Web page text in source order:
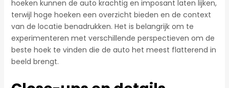
hoeken kunnen de auto krachtig en imposant laten lijken,
terwijl hoge hoeken een overzicht bieden en de context
van de locatie benadrukken. Het is belangrijk om te
experimenteren met verschillende perspectieven om de
beste hoek te vinden die de auto het meest flatterend in
beeld brengt.